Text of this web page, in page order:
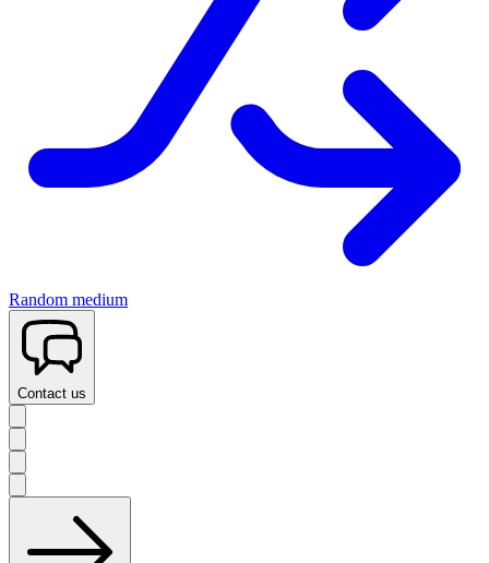
Random medium
Contact us